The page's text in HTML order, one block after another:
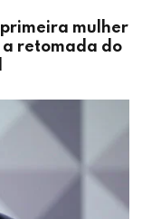
primeira mulher
a retomada do